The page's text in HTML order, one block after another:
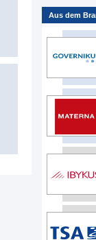
Aus dem